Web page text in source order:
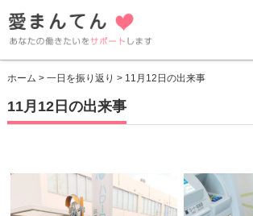
ホーム > 一日を振り返り > 11月12日の出来事
11月12日の出来事